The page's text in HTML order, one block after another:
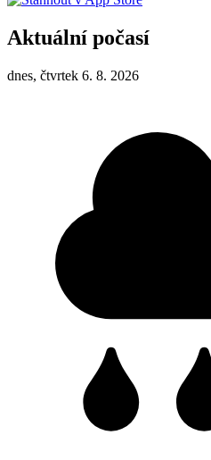
Aktuální počasí
dnes, čtvrtek 6. 8. 2026